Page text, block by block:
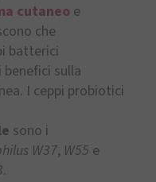
cutaneo e
che
batterici
sulla
I ceppi probiotici
sono i
W37, W55 e
.